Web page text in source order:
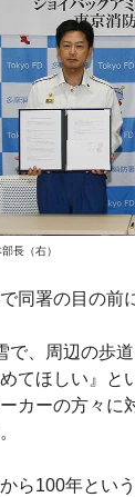
長（右）
同署の目の前
、周辺の歩
てほしい』と
カーの方々に
ら100年とい